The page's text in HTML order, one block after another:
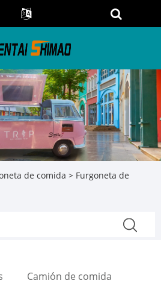
de comida > Furgoneta de
Camión de comida